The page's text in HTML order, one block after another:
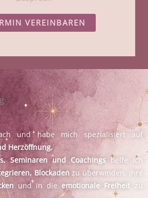
VEREINBAREN
und habe mich spezialisiert auf
Herzöffnung.
Seminaren und Coachings helfe ich
Blockaden zu überwinden, ihre
und in die emotionale Freiheit zu